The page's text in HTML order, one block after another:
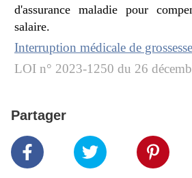
d'assurance maladie pour
salaire.
Partager